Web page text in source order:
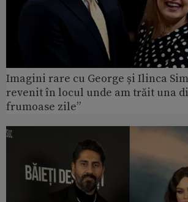
Imagini rare cu George și Ilinca
revenit în locul unde am trăit una
frumoase zile”